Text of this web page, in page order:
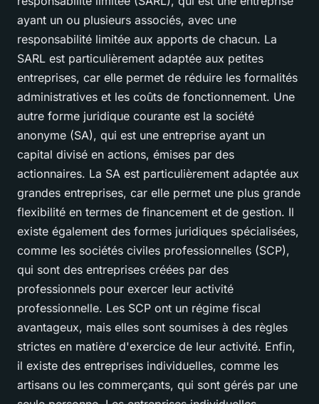
ayant un ou plusieurs associés, avec une
responsabilité limitée aux apports de chacun. La
SARL est particulièrement adaptée aux petites
entreprises, car elle permet de réduire les formalités
administratives et les coûts de fonctionnement. Une
autre forme juridique courante est la société
anonyme (SA), qui est une entreprise ayant un
capital divisé en actions, émises par des
actionnaires. La SA est particulièrement adaptée aux
grandes entreprises, car elle permet une plus grande
flexibilité en termes de financement et de gestion. Il
existe également des formes juridiques spécialisées,
comme les sociétés civiles professionnelles (SCP),
qui sont des entreprises créées par des
professionnels pour exercer leur activité
professionnelle. Les SCP ont un régime fiscal
avantageux, mais elles sont soumises à des règles
strictes en matière d'exercice de leur activité. Enfin,
il existe des entreprises individuelles, comme les
artisans ou les commerçants, qui sont gérés par une